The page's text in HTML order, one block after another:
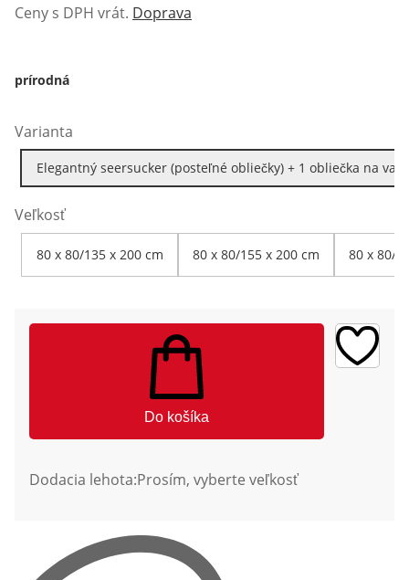
Ceny s DPH vrát. Doprava
prírodná
Varianta
Elegantný seersucker (posteľné obliečky) + 1 obliečka na
Veľkosť
80 x 80/135 x 200 cm 80 x 80/155 x 200 cm 80 x 80/
Do košíka
Dodacia lehota:Prosím, vyberte veľkosť